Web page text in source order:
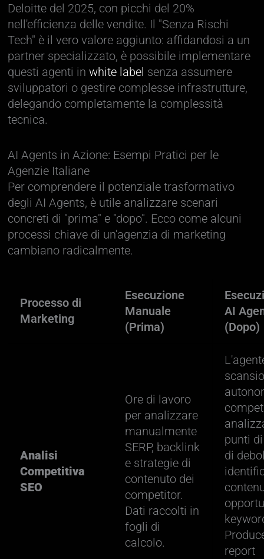
Deloitte del 2025, con picchi del 20%
nell'efficienza delle vendite. Il "Senza Rischi
Tech" è il vero valore aggiunto: affidandosi a un
partner specializzato, è possibile implementare
questi agenti inwhite label senza assumere
sviluppatori o gestire complesse infrastrutture,
delegando completamente la complessità
tecnica.
AI Agents in Azione: Esempi Pratici per le
Agenzie Italiane
Per comprendere il potenziale trasformativo
degli AI Agents, è utile analizzare scenari
concreti di "prima" e "dopo". Ecco come alcuni
processi chiave di un'agenzia di marketing
cambiano radicalmente.
Processo di
Marketing
Esecuzione
Manuale
(Prima)
AI
(Dopo)
Analisi
Competitiva
SEO
Ore di lavoro
per analizzare
manualmente
SERP, backlink
e strategie di
contenuto dei
competitor.
Dati raccolti in
fogli di
calcolo.
punti
di
report